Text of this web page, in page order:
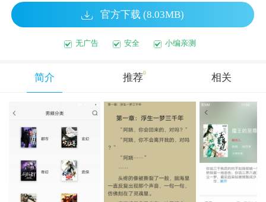
官方下载 (8.03MB)
无广告 安全 小编亲测
简介 推荐0 相关